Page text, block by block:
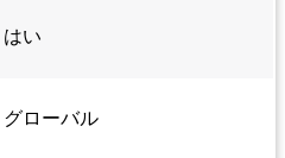
はい
グローバル